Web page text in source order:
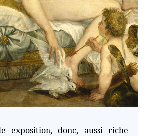
exposition, donc, aussi riche